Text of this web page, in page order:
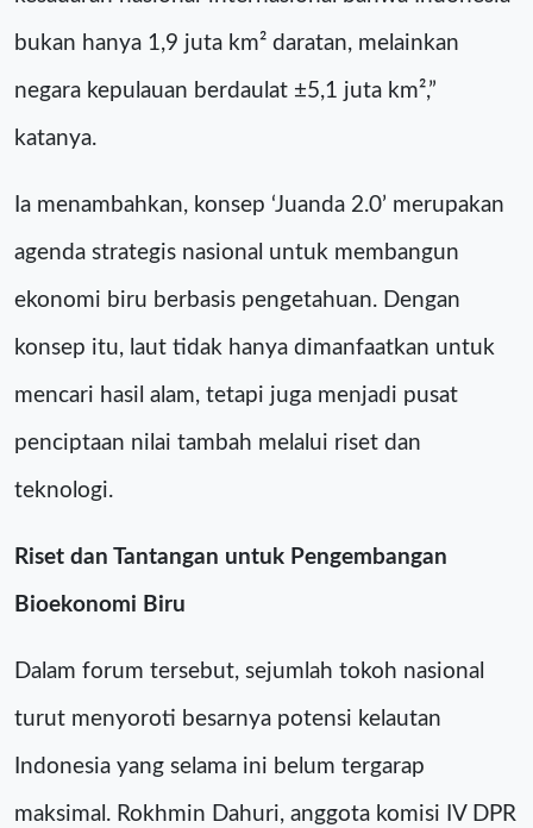
bukan hanya 1,9 juta km² daratan, melainkan
negara kepulauan berdaulat ±5,1 juta km²,”
katanya.
Ia menambahkan, konsep ‘Juanda 2.0’ merupakan
agenda strategis nasional untuk membangun
ekonomi biru berbasis pengetahuan. Dengan
konsep itu, laut tidak hanya dimanfaatkan untuk
mencari hasil alam, tetapi juga menjadi pusat
penciptaan nilai tambah melalui riset dan
teknologi.
Riset dan Tantangan untuk Pengembangan
Bioekonomi Biru
Dalam forum tersebut, sejumlah tokoh nasional
turut menyoroti besarnya potensi kelautan
Indonesia yang selama ini belum tergarap
maksimal. Rokhmin Dahuri, anggota komisi IV DPR